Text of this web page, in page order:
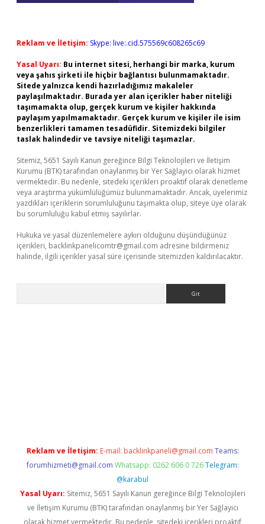
Reklam ve İletişim: Skype: live:.cid.575569c608265c69
Yasal Uyarı: Bu internet sitesi, herhangi bir marka, kurum
veya şahıs şirketi ile hiçbir bağlantısı bulunmamaktadır.
Sitede yalnızca kendi hazırladığımız makaleler
paylaşılmaktadır. Burada yer alan içerikler haber niteliği
taşımamakta olup, gerçek kurum ve kişiler hakkında
paylaşım yapılmamaktadır. Gerçek kurum ve kişiler ile isim
benzerlikleri tamamen tesadüfidir. Sitemizdeki bilgiler
taslak halindedir ve tavsiye niteliği taşımazlar.
Sitemiz, 5651 Sayılı Kanun gereğince Bilgi Teknolojileri ve İletişim
Kurumu (BTK) tarafından onaylanmış bir Yer Sağlayıcı olarak hizmet
vermektedir. Bu nedenle, sitedeki içerikleri proaktif olarak denetleme
veya araştırma yükümlülüğümüz bulunmamaktadır. Ancak, üyelerimiz
yazdıkları içeriklerin sorumluluğunu taşımakta olup, siteye üye olarak
bu sorumluluğu kabul etmiş sayılırlar.
Hukuka ve yasal düzenlemelere aykırı olduğunu düşündüğünüz
içerikleri, backlinkpanelicomtr@gmail.com adresine bildirmeniz
halinde, ilgili içerikler yasal süre içerisinde sitemizden kaldırılacaktır.
Reklam ve İletişim: E-mail: backlinkpaneli@gmail.com Teams:
forumhizmeti@gmail.com Whatsapp: 0262 606 0 726 Telegram:
@karabul
Yasal Uyarı: Sitemiz, 5651 Sayılı Kanun gereğince Bilgi Teknolojileri
ve İletişim Kurumu (BTK) tarafından onaylanmış bir Yer Sağlayıcı
olarak hizmet vermektedir. Bu nedenle, sitedeki içerikleri proaktif